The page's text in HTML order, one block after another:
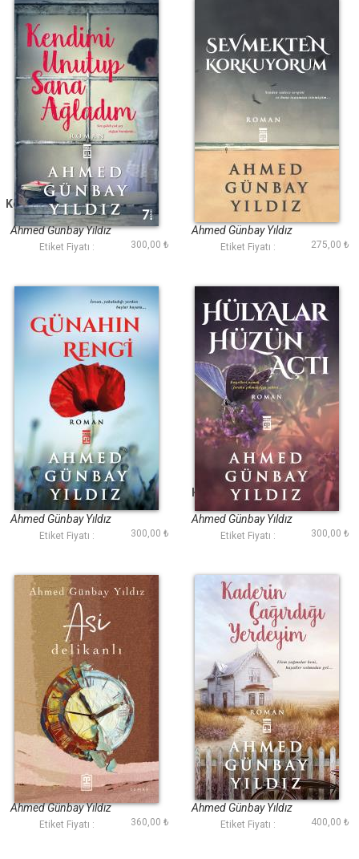
Kendimi Unutup Sana
Ağladım
Ahmed Günbay Yıldız
Etiket Fiyatı : 300,00 ₺
Sevmekten
Korkuyorum
Ahmed Günbay Yıldız
Etiket Fiyatı : 275,00 ₺
Günahın Rengi
Ahmed Günbay Yıldız
Etiket Fiyatı : 300,00 ₺
Hülyalar Hüzün Açtı
Ahmed Günbay Yıldız
Etiket Fiyatı : 300,00 ₺
Asi Delikanlı
Ahmed Günbay Yıldız
Etiket Fiyatı : 360,00 ₺
Kaderin Çağırdığı
Yerdeyim
Ahmed Günbay Yıldız
Etiket Fiyatı : 400,00 ₺